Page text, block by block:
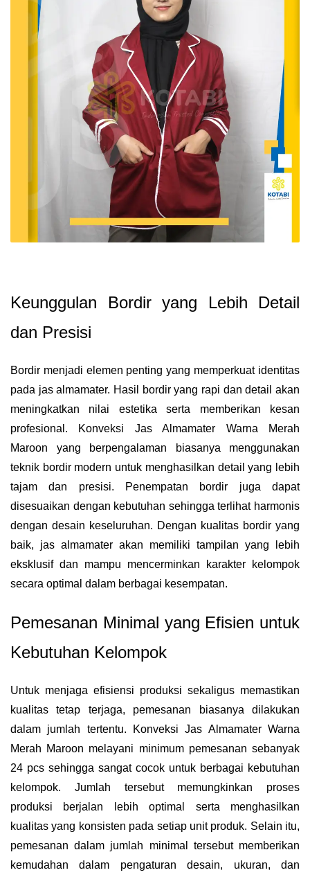
Keunggulan Bordir yang Lebih Detail
dan Presisi
Bordir menjadi elemen penting yang memperkuat identitas
pada jas almamater. Hasil bordir yang rapi dan detail akan
meningkatkan nilai estetika serta memberikan kesan
profesional. Konveksi Jas Almamater Warna Merah
Maroon yang berpengalaman biasanya menggunakan
teknik bordir modern untuk menghasilkan detail yang lebih
tajam dan presisi. Penempatan bordir juga dapat
disesuaikan dengan kebutuhan sehingga terlihat harmonis
dengan desain keseluruhan. Dengan kualitas bordir yang
baik, jas almamater akan memiliki tampilan yang lebih
eksklusif dan mampu mencerminkan karakter kelompok
secara optimal dalam berbagai kesempatan.
Pemesanan Minimal yang Efisien untuk
Kebutuhan Kelompok
Untuk menjaga efisiensi produksi sekaligus memastikan
kualitas tetap terjaga, pemesanan biasanya dilakukan
dalam jumlah tertentu. Konveksi Jas Almamater Warna
Merah Maroon melayani minimum pemesanan sebanyak
24 pcs sehingga sangat cocok untuk berbagai kebutuhan
kelompok. Jumlah tersebut memungkinkan proses
produksi berjalan lebih optimal serta menghasilkan
kualitas yang konsisten pada setiap unit produk. Selain itu,
pemesanan dalam jumlah minimal tersebut memberikan
kemudahan dalam pengaturan desain, ukuran, dan